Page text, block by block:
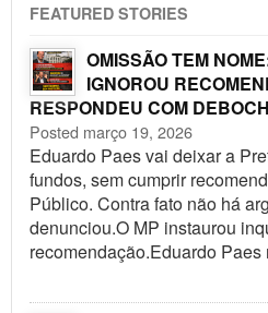
FEATURED STORIES
OMISSÃO TEM
IGNOROU
RESPONDEU COM
Posted março 19, 2026
Eduardo Paes vai deixar a
fundos, sem cumprir
Público. Contra fato não há
denunciou.O MP instaurou
recomendação.Eduardo